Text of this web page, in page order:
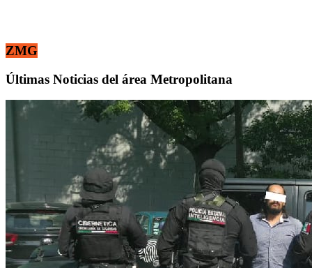
ZMG
Últimas Noticias del área Metropolitana